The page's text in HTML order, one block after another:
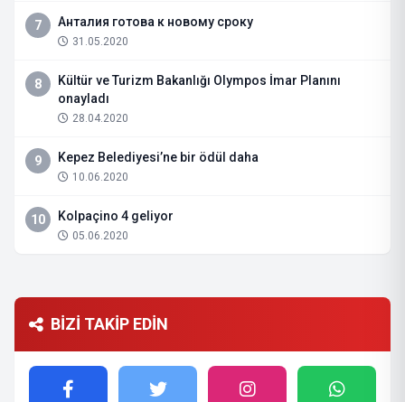
7 Анталия готова к новому сроку
31.05.2020
8
Kültür ve Turizm Bakanlığı Olympos İmar Planını
onayladı
28.04.2020
9 Kepez Belediyesi’ne bir ödül daha
10.06.2020
10 Kolpaçino 4 geliyor
05.06.2020
BİZİ TAKİP EDİN